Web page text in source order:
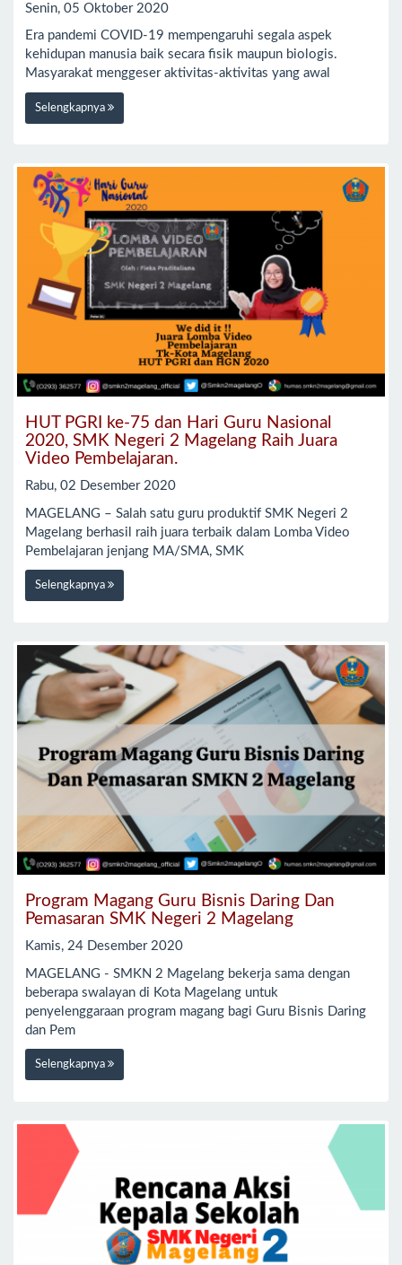
Senin, 05 Oktober 2020
Era pandemi COVID-19 mempengaruhi segala aspek
kehidupan manusia baik secara fisik maupun biologis.
Masyarakat menggeser aktivitas-aktivitas yang awal
Selengkapnya
HUT PGRI ke-75 dan Hari Guru Nasional
2020, SMK Negeri 2 Magelang Raih Juara
Video Pembelajaran.
Rabu, 02 Desember 2020
MAGELANG – Salah satu guru produktif SMK Negeri 2
Magelang berhasil raih juara terbaik dalam Lomba Video
Pembelajaran jenjang MA/SMA, SMK
Selengkapnya
Program Magang Guru Bisnis Daring Dan
Pemasaran SMK Negeri 2 Magelang
Kamis, 24 Desember 2020
MAGELANG - SMKN 2 Magelang bekerja sama dengan
beberapa swalayan di Kota Magelang untuk
penyelenggaraan program magang bagi Guru Bisnis Daring
dan Pem
Selengkapnya